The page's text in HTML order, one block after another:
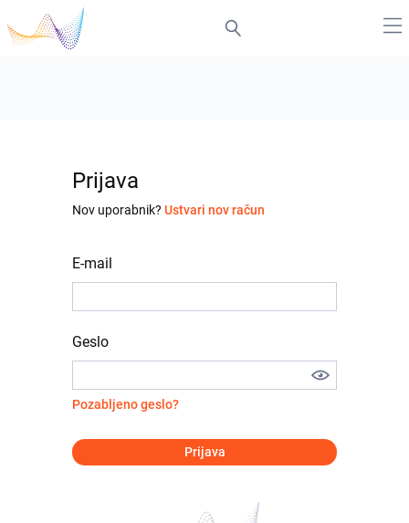
Prijava
Nov uporabnik? Ustvari nov račun
E-mail
Geslo
Pozabljeno geslo?
Prijava